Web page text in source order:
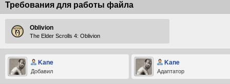
Требования для работы файла
Oblivion
The Elder Scrolls 4: Oblivion
Kane
Добавил
Kane
Адаптатор